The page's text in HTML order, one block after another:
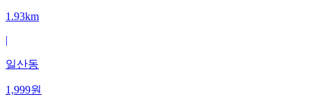
1.93km
|
일산동
1,999원